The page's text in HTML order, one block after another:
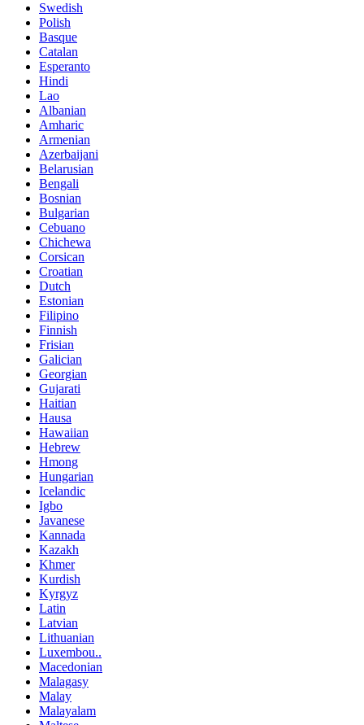
Swedish
Polish
Basque
Catalan
Esperanto
Hindi
Lao
Albanian
Amharic
Armenian
Azerbaijani
Belarusian
Bengali
Bosnian
Bulgarian
Cebuano
Chichewa
Corsican
Croatian
Dutch
Estonian
Filipino
Finnish
Frisian
Galician
Georgian
Gujarati
Haitian
Hausa
Hawaiian
Hebrew
Hmong
Hungarian
Icelandic
Igbo
Javanese
Kannada
Kazakh
Khmer
Kurdish
Kyrgyz
Latin
Latvian
Lithuanian
Luxembou..
Macedonian
Malagasy
Malay
Malayalam